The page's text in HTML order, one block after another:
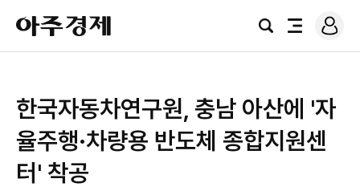
아
주
경
검
전
로
그
한국자동차연구원, 충남 아산에 '자
율주행·차량용 반도체 종합지원센
터' 착공